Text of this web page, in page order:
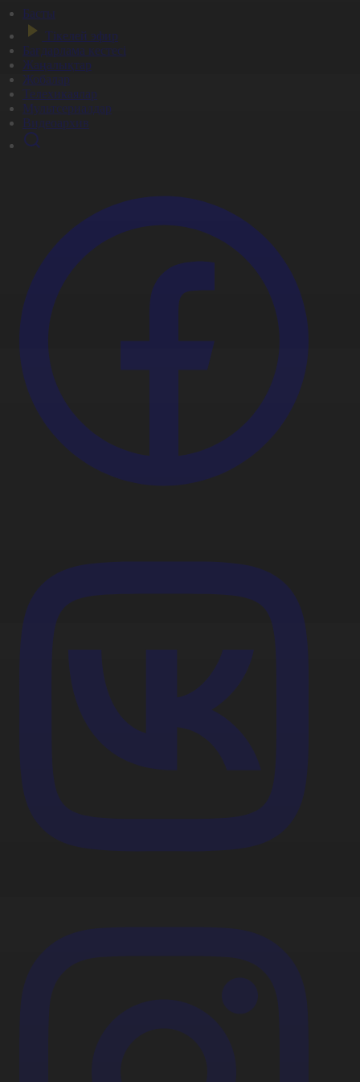
Басты
Тікелей эфир
Бағдарлама кестесі
Жаңалықтар
Жобалар
Телехикаялар
Мультсериалдар
Видеоархив